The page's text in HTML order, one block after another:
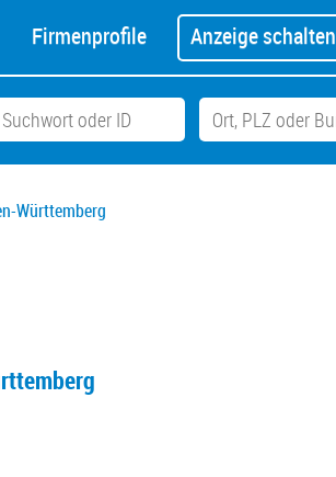
Firmenprofile Anzeige schalten
Württemberg